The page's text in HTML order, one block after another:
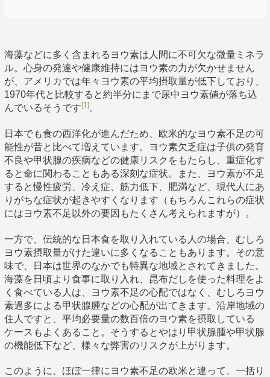
海藻などに多く含まれるヨウ素は人間に不可欠な微量ミネラ
ル。心身の発達や健康維持にはヨウ素の力が欠かせません
が、アメリカでは年々ヨウ素の平均摂取量が低下しており、
1970年代と比較すると約半分にまで尿中ヨウ素値が落ち込
んでいるそうです [1]。
日本でも食の西洋化が進んだため、欧米的なヨウ素不足の可
能性が昔と比べて増えています。ヨウ素欠乏症は子供の発育
不良や甲状腺の疾病などの健康リスクをもたらし、重症化す
ると命に関わることもある深刻な症状。また、ヨウ素が不足
すると慢性疲労、冷え症、筋力低下、肥満など、現代人にあ
りがちな症状が起きやすくなります（もちろんこれらの症状
にはヨウ素不足以外の要因もたくさん考えられますが）。
一方で、伝統的な日本食を取り入れている人の場合、むしろ
ヨウ素摂取量がけた違いに多くなることもあります。その意
味で、日本は世界のなかでも特異な地域とされてきました。
海藻を日頃より食事に取り入れ、昆布だしを使った料理をよ
く食べている人は、ヨウ素不足の心配ではなく、むしろヨウ
素過多による甲状腺腫などの心配が出てきます。沿岸地域の
住人ですと、平均必要量の数百倍のヨウ素を摂取している
ケースもよくあること。そうするとやはり甲状腺腫や甲状腺
の機能低下など、様々な弊害のリスクが上がります。
このように、ほぼ一律にヨウ素不足の欧米と違って、一括り